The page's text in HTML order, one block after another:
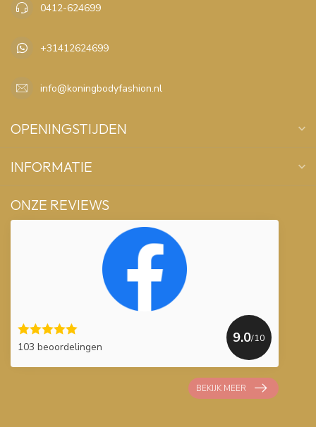
0412-624699
+31412624699
info@koningbodyfashion.nl
OPENINGSTIJDEN
INFORMATIE
ONZE REVIEWS
103 beoordelingen
9.0/10
BEKIJK MEER